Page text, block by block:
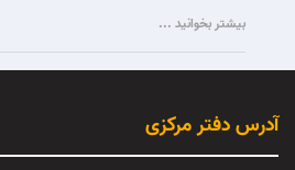
بیشتر بخوانید ...
آدرس دفتر مرکزی